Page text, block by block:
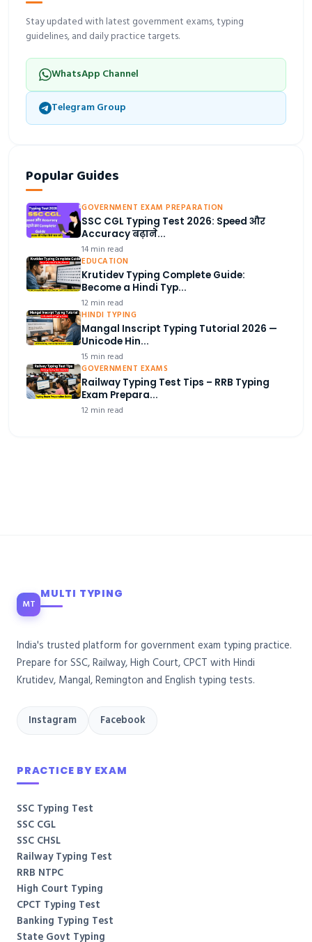
Stay updated with latest government exams, typing
guidelines, and daily practice targets.
WhatsApp Channel
Telegram Group
Popular Guides
GOVERNMENT EXAM PREPARATION
SSC CGL Typing Test 2026: Speed और
Accuracy बढ़ाने...
14 min read
EDUCATION
Krutidev Typing Complete Guide:
Become a Hindi Typ...
12 min read
HINDI TYPING
Mangal Inscript Typing Tutorial 2026 —
Unicode Hin...
15 min read
GOVERNMENT EXAMS
Railway Typing Test Tips – RRB Typing
Exam Prepara...
12 min read
MT
MULTI TYPING
India's trusted platform for government exam typing practice.
Prepare for SSC, Railway, High Court, CPCT with Hindi
Krutidev, Mangal, Remington and English typing tests.
Instagram Facebook
PRACTICE BY EXAM
SSC Typing Test
SSC CGL
SSC CHSL
Railway Typing Test
RRB NTPC
High Court Typing
CPCT Typing Test
Banking Typing Test
State Govt Typing